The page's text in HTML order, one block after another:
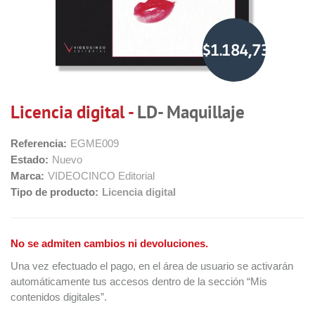
$1.184,73
Licencia digital -LD- Maquillaje
Referencia: EGME009
Estado: Nuevo
Marca: VIDEOCINCO Editorial
Tipo de producto: Licencia digital
No se admiten cambios ni devoluciones.
Una vez efectuado el pago, en el área de usuario se activarán
automáticamente tus accesos dentro de la sección “Mis
contenidos digitales”.